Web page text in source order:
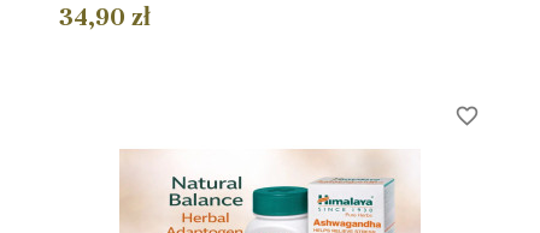
34,90 zł
favorite_border